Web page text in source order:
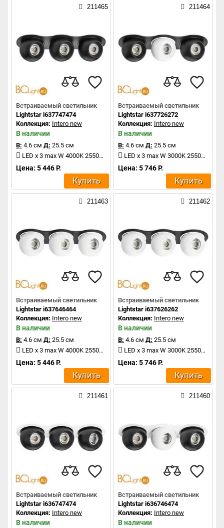
211465
Встраиваемый светильник
Lightstar i637747474
Коллекция: Intero new
В наличии
В: 4.6 см Д: 25.5 см
LED x 3 max W 4000K 2550Lm
Цена: 5 446 Р.
Купить
211464
Встраиваемый светильник
Lightstar i637726272
Коллекция: Intero new
В наличии
В: 4.6 см Д: 25.5 см
LED x 3 max W 3000K 2550Lm
Цена: 5 746 Р.
Купить
211463
Встраиваемый светильник
Lightstar i637646464
Коллекция: Intero new
В наличии
В: 4.6 см Д: 25.5 см
LED x 3 max W 4000K 2550Lm
Цена: 5 446 Р.
Купить
211462
Встраиваемый светильник
Lightstar i637626262
Коллекция: Intero new
В наличии
В: 4.6 см Д: 25.5 см
LED x 3 max W 3000K 2550Lm
Цена: 5 746 Р.
Купить
211461
Встраиваемый светильник
Lightstar i636747474
Коллекция: Intero new
В наличии
211460
Встраиваемый светильник
Lightstar i636746474
Коллекция: Intero new
В наличии